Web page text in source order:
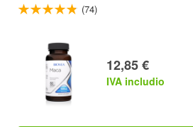
(74)
12,85 €
IVA includio